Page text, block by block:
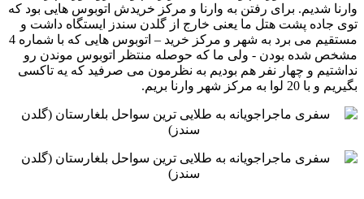
وارنا شدیم. برای رفتن به وارنا و مرکز خریدش اتوبوس هایی بود که
توی جاده پشت هتل ما یعنی خارج از ‏گلدن سندز ایستگاه داشت و
مستقیم می برد به شهر و مرکز خرید – اتوبوس هایی که با شماره 4
مشخص شده بودن - ولی ‏ما که حوصله منتظر اتوبوس موندن رو
نداشتیم و چهار نفر هم بودیم به نظرمون می صرفید که یه تاکسی
بگیریم و با 20 ‏لوا به مرکز شهر وارنا بریم.‏ ‏